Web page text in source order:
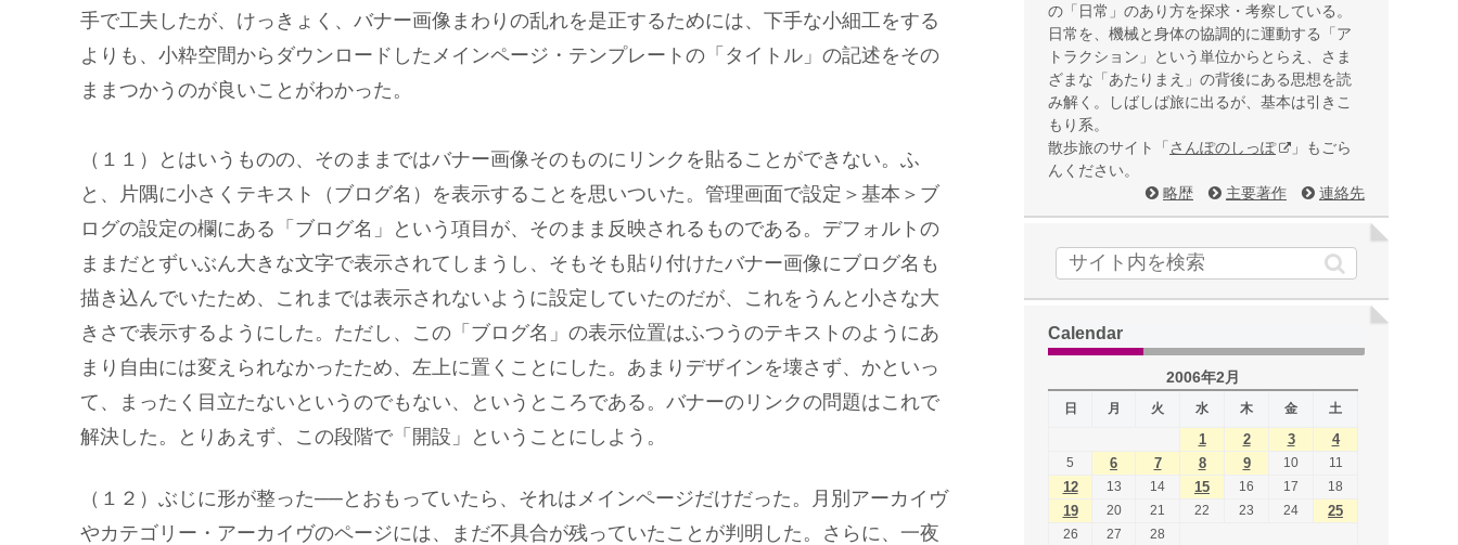
手で工夫したが、けっきょく、バナー画像まわりの乱れを是正するためには、下手な小細工をする
よりも、小粋空間からダウンロードしたメインページ・テンプレートの「タイトル」の記述をその
ままつかうのが良いことがわかった。
（１１）とはいうものの、そのままではバナー画像そのものにリンクを貼ることができない。ふ
と、片隅に小さくテキスト（ブログ名）を表示することを思いついた。管理画面で設定＞基本＞ブ
ログの設定の欄にある「ブログ名」という項目が、そのまま反映されるものである。デフォルトの
ままだとずいぶん大きな文字で表示されてしまうし、そもそも貼り付けたバナー画像にブログ名も
描き込んでいたため、これまでは表示されないように設定していたのだが、これをうんと小さな大
きさで表示するようにした。ただし、この「ブログ名」の表示位置はふつうのテキストのようにあ
まり自由には変えられなかったため、左上に置くことにした。あまりデザインを壊さず、かといっ
て、まったく目立たないというのでもない、というところである。バナーのリンクの問題はこれで
解決した。とりあえず、この段階で「開設」ということにしよう。
（１２）ぶじに形が整った──とおもっていたら、それはメインページだけだった。月別アーカイヴ
やカテゴリー・アーカイヴのページには、まだ不具合が残っていたことが判明した。さらに、一夜
の「日常」のあり方を探求・考察している。
日常を、機械と身体の協調的に運動する「ア
トラクション」という単位からとらえ、さま
ざまな「あたりまえ」の背後にある思想を読
み解く。しばしば旅に出るが、基本は引きこ
もり系。
散歩旅のサイト「さんぽのしっぽ
」もごら
んください。
略歴
主要著作 連絡先
Calendar
2006年2月
日 月 火 水 木 金 土
1 2 3 4
5 6 7 8 9 10 11
12 13 14 15 16 17 18
19 20 21 22 23 24 25
26 27 28